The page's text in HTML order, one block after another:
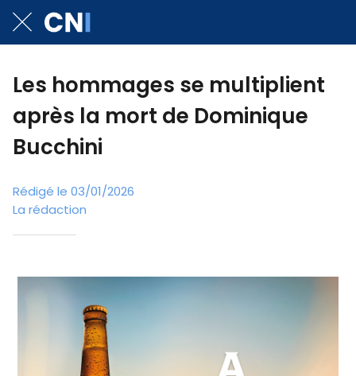
Les hommages se multiplient
après la mort de Dominique
Bucchini
Rédigé le 03/01/2026
La rédaction